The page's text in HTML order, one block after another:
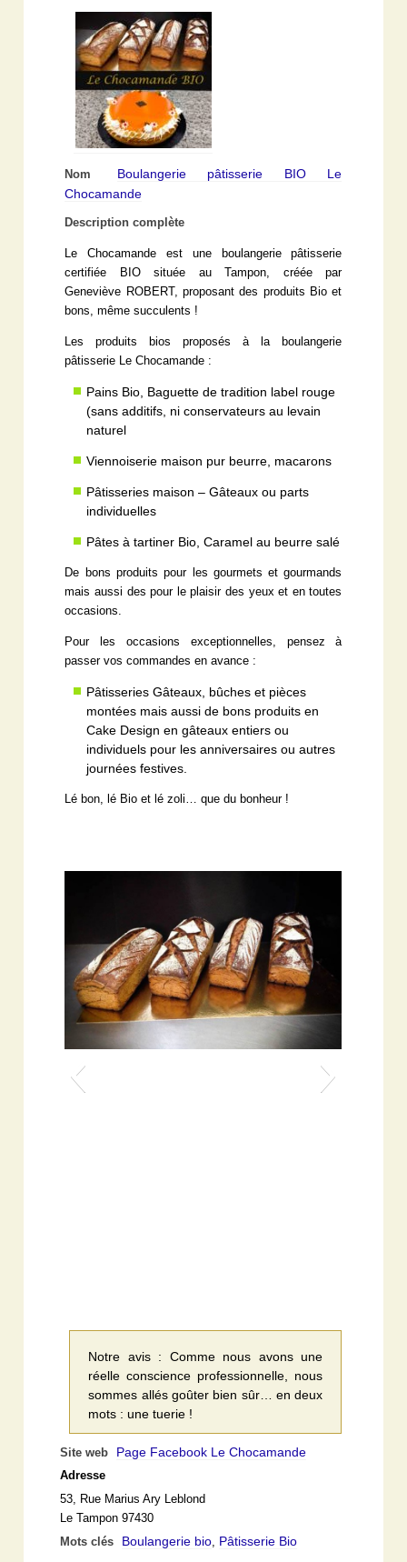
Nom
Boulangerie pâtisserie BIO Le
Chocamande
Description complète
Le Chocamande est une boulangerie pâtisserie
certifiée BIO située au Tampon, créée par
Geneviève ROBERT, proposant des produits Bio et
bons, même succulents !
Les produits bios proposés à la boulangerie
pâtisserie Le Chocamande :
Pains Bio, Baguette de tradition label rouge
(sans additifs, ni conservateurs au levain
naturel
Viennoiserie maison pur beurre, macarons
Pâtisseries maison – Gâteaux ou parts
individuelles
Pâtes à tartiner Bio, Caramel au beurre salé
De bons produits pour les gourmets et gourmands
mais aussi des pour le plaisir des yeux et en toutes
occasions.
Pour les occasions exceptionnelles, pensez à
passer vos commandes en avance :
Pâtisseries Gâteaux, bûches et pièces
montées mais aussi de bons produits en
Cake Design en gâteaux entiers ou
individuels pour les anniversaires ou autres
journées festives.
Lé bon, lé Bio et lé zoli… que du bonheur !
Notre avis : Comme nous avons une
réelle conscience professionnelle, nous
sommes allés goûter bien sûr… en deux
mots : une tuerie !
Site web Page Facebook Le Chocamande
Adresse
53, Rue Marius Ary Leblond
Le Tampon 97430
Mots clés
Boulangerie bio, Pâtisserie Bio